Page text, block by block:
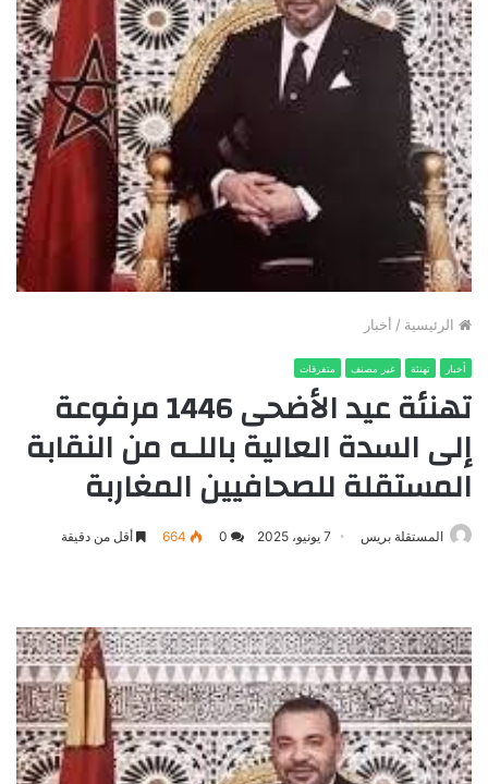
الرئيسية / أخبار
أخبار تهنئة غير مصنف متفرقات
تهنئة عيد الأضحى 1446 مرفوعة
إلى السدة العالية باللـه من النقابة
المستقلة للصحافيين المغاربة
المستقلة بريس 7 يونيو، 2025 0
664 أقل من دقيقة